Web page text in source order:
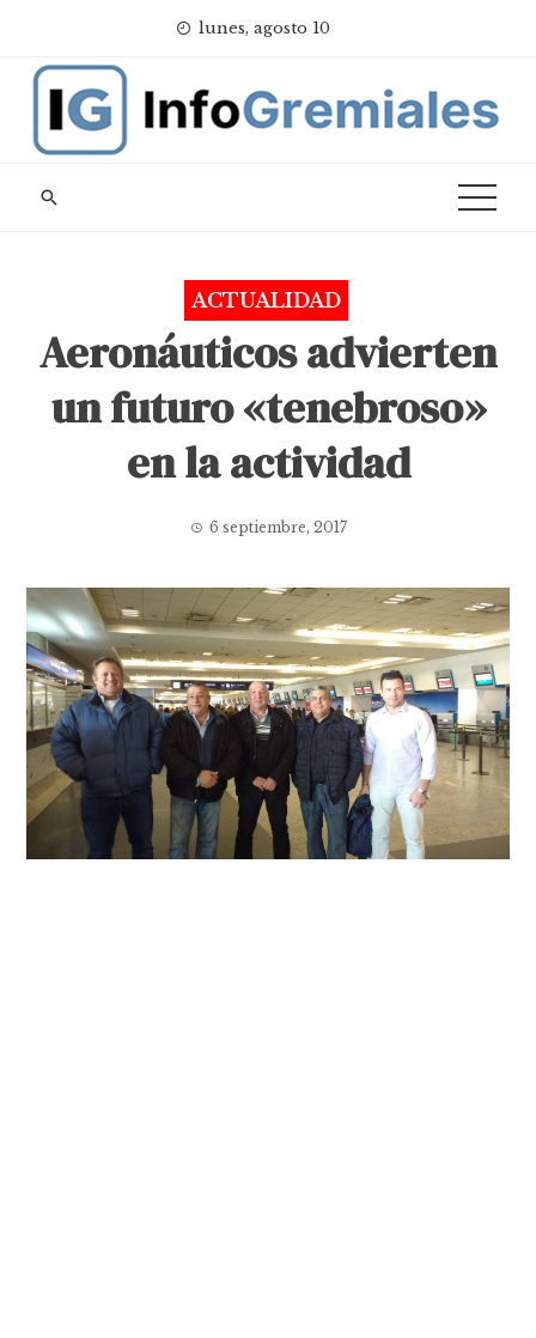
content
lunes, agosto 10
ACTUALIDAD
Aeronáuticos advierten
un futuro «tenebroso»
en la actividad
6 septiembre, 2017